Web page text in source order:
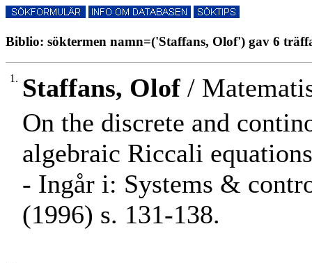
Biblio: söktermen namn=('Staffans, Olof') gav 6
1. Staffans, Olof /
On the discrete and
algebraic Riccali
- Ingår i: Systems &
(1996) s. 131-138.